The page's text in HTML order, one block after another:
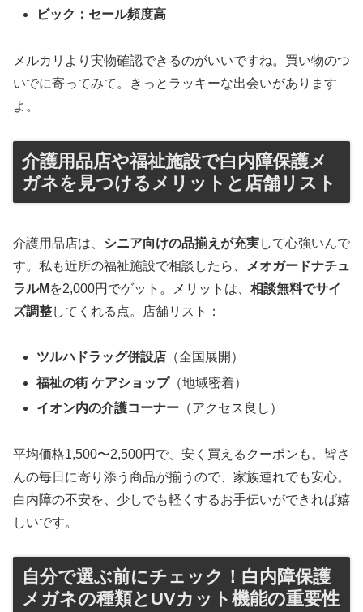
ビック：セール頻度高
メルカリより実物確認できるのがいいですね。買い物のつ
いでに寄ってみて。きっとラッキーな出会いがあります
よ。
介護用品店や福祉施設で白内障保護メ
ガネを見つけるメリットと店舗リスト
介護用品店は、 シニア向けの品揃えが充実して心強いんで
す。私も近所の福祉施設で相談したら、
メオガードナチュ
ラルM を2,000円でゲット。メリットは、 相談無料でサイ
ズ調整してくれる点。店舗リスト：
ツルハドラッグ併設店 （全国展開）
福祉の街 ケアショップ（地域密着）
イオン内の介護コーナー （アクセス良し）
平均価格1,500〜2,500円で、安く買えるクーポンも。皆さ
んの毎日に寄り添う商品が揃うので、家族連れでも安心。
白内障の不安を、少しでも軽くするお手伝いができれば嬉
しいです。
自分で選ぶ前にチェック！白内障保護
メガネの種類とUVカット機能の重要性